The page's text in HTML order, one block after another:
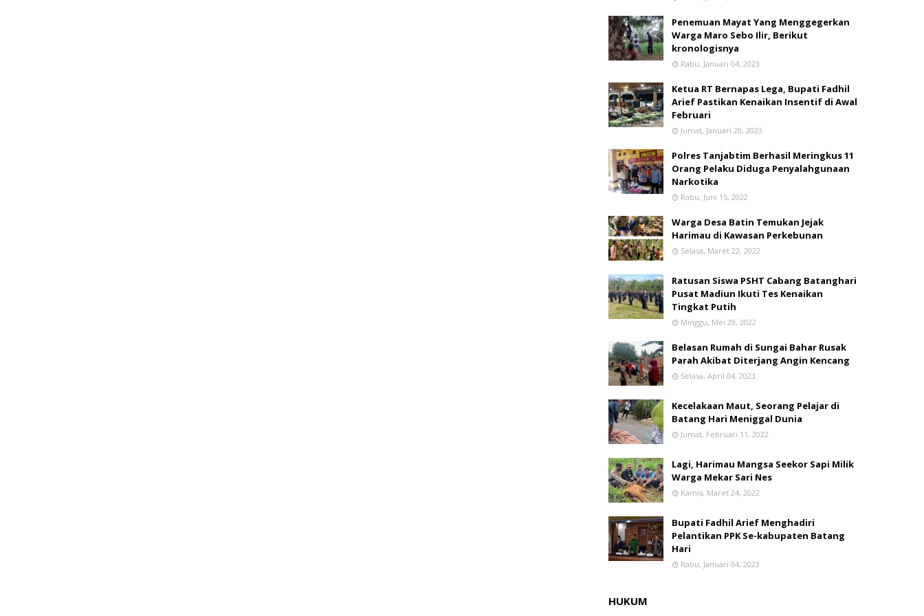
Penemuan Mayat Yang Menggegerkan
Warga Maro Sebo Ilir, Berikut
kronologisnya
Rabu, Januari 04, 2023
Ketua RT Bernapas Lega, Bupati Fadhil
Arief Pastikan Kenaikan Insentif di Awal
Februari
Jumat, Januari 20, 2023
Polres Tanjabtim Berhasil Meringkus 11
Orang Pelaku Diduga Penyalahgunaan
Narkotika
Rabu, Juni 15, 2022
Warga Desa Batin Temukan Jejak
Harimau di Kawasan Perkebunan
Selasa, Maret 22, 2022
Ratusan Siswa PSHT Cabang Batanghari
Pusat Madiun Ikuti Tes Kenaikan
Tingkat Putih
Minggu, Mei 29, 2022
Belasan Rumah di Sungai Bahar Rusak
Parah Akibat Diterjang Angin Kencang
Selasa, April 04, 2023
Kecelakaan Maut, Seorang Pelajar di
Batang Hari Meniggal Dunia
Jumat, Februari 11, 2022
Lagi, Harimau Mangsa Seekor Sapi Milik
Warga Mekar Sari Nes
Kamis, Maret 24, 2022
Bupati Fadhil Arief Menghadiri
Pelantikan PPK Se-kabupaten Batang
Hari
Rabu, Januari 04, 2023
HUKUM